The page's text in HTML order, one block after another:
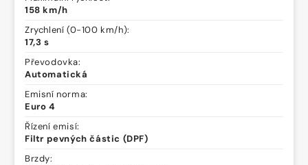
158 km/h
Zrychlení (0-100 km/h):
17,3 s
Převodovka:
Automatická
Emisní norma:
Euro 4
Řízení emisí:
Filtr pevných částic (DPF)
Brzdy: